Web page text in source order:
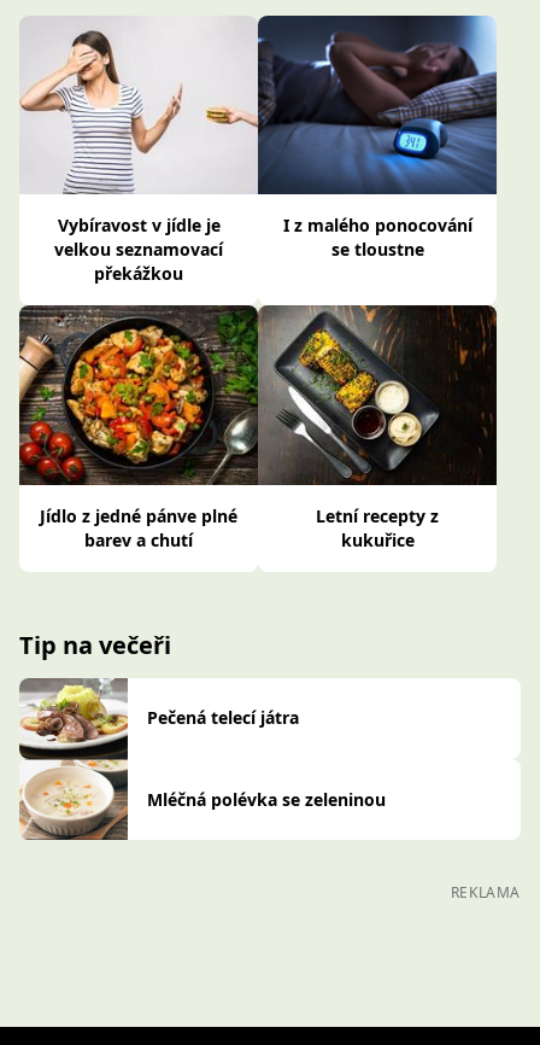
Vybíravost v jídle je
velkou seznamovací
překážkou
I z malého ponocování
se tloustne
Jídlo z jedné pánve plné
barev a chutí
Letní recepty z
kukuřice
Tip na večeři
Pečená telecí játra
Mléčná polévka se zeleninou
REKLAMA